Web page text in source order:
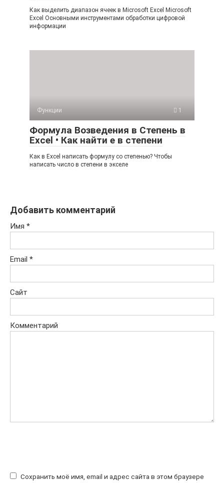
Как выделить диапазон ячеек в Microsoft Excel Microsoft
Excel Основными инструментами обработки цифровой
информации
Функции 1
Формула Возведения в Степень в
Excel • Как найти е в степени
Как в Excel написать формулу со степенью? Чтобы
написать число в степени в экселе
Добавить комментарий
Имя *
Email *
Сайт
Комментарий
Сохранить моё имя, email и адрес сайта в этом браузере